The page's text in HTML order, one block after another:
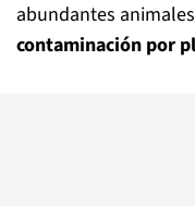
abundantes
contaminación por